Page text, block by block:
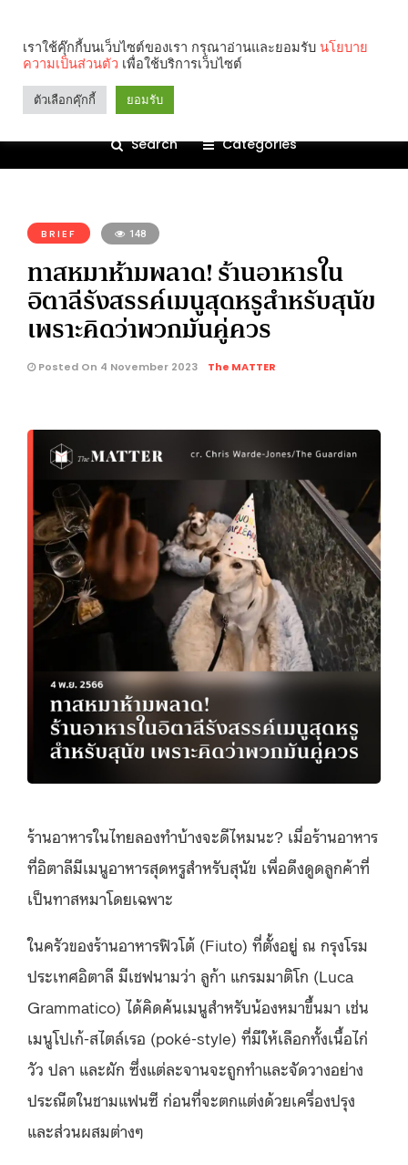
Search Categories
BRIEF 148
ทาสหมาห้ามพลาด! ร้านอาหารใน
อิตาลีรังสรรค์เมนูสุดหรูสำหรับสุนัข
เพราะคิดว่าพวกมันคู่ควร
Posted On 4 November 2023 The MATTER
ร้านอาหารในไทยลองทำบ้างจะดีไหมนะ? เมื่อร้านอาหาร
ที่อิตาลีมีเมนูอาหารสุดหรูสำหรับสุนัข เพื่อดึงดูดลูกค้าที่
เป็นทาสหมาโดยเฉพาะ
ในครัวของร้านอาหารฟิวโต้ (Fiuto) ที่ตั้งอยู่ ณ กรุงโรม
ประเทศอิตาลี มีเชฟนามว่า ลูก้า แกรมมาติโก (Luca
Grammatico) ได้คิดค้นเมนูสำหรับน้องหมาขึ้นมา เช่น
เมนูโปเก้-สไตล์เรอ (poké-style) ที่มีให้เลือกทั้งเนื้อไก่
วัว ปลา และผัก ซึ่งแต่ละจานจะถูกทำและจัดวางอย่าง
ประณีตในชามแฟนซี ก่อนที่จะตกแต่งด้วยเครื่องปรุง
และส่วนผสมต่างๆ
เราใช้คุ๊กกี้บนเว็บไซต์ของเรา กรุณาอ่านและยอมรับ นโยบาย
ความเป็นส่วนตัว เพื่อใช้บริการเว็บไซต์
ตัวเลือกคุ๊กกี้ ยอมรับ